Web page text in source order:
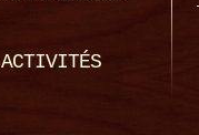
ACTIVITÉS